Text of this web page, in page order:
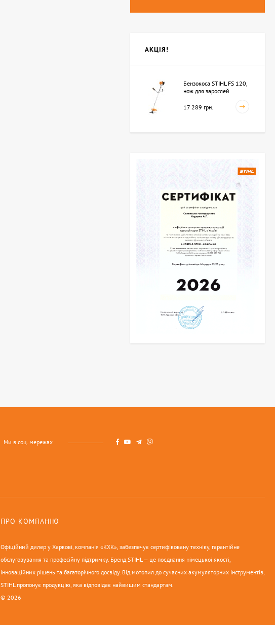
АКЦІЯ!
Бензокоса STIHL FS 120,
нож для зарослей
17 289 грн.
Ми в соц. мережах
ПРО КОМПАНІЮ
Офіційний дилер у Харкові, компанія «КХК», забезпечує сертифіковану техніку, гарантійне
обслуговування та професійну підтримку. Бренд STIHL — це поєднання німецької якості,
інноваційних рішень та багаторічного досвіду. Від мотопил до сучасних акумуляторних інструментів,
STIHL пропонує продукцію, яка відповідає найвищим стандартам.
© 2026